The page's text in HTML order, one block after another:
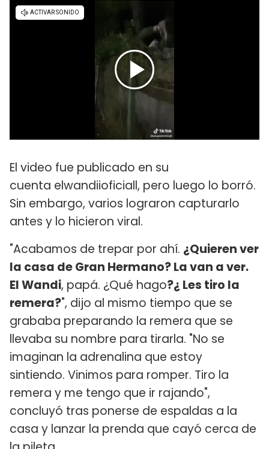
El video fue publicado en su
cuenta elwandiioficiall, pero luego lo borró.
Sin embargo, varios lograron capturarlo
antes y lo hicieron viral.
"Acabamos de trepar por ahí. ¿Quieren ver
la casa de Gran Hermano? La van a ver.
El Wandi, papá. ¿Qué hago?¿ Les tiro la
remera?", dijo al mismo tiempo que se
grababa preparando la remera que se
llevaba su nombre para tirarla. "No se
imaginan la adrenalina que estoy
sintiendo. Vinimos para romper. Tiro la
remera y me tengo que ir rajando",
concluyó tras ponerse de espaldas a la
casa y lanzar la prenda que cayó cerca de